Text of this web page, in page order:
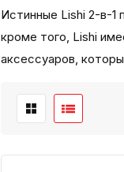
Истинные Lishi 2-в-1
кроме того, Lishi
аксессуаров,